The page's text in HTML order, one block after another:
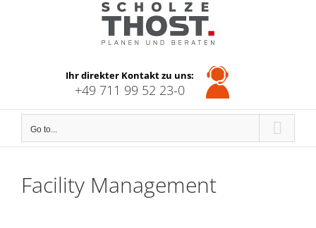
Ihr direkter Kontakt zu uns:
+49 711 99 52 23-0
Go to...
Facility Management